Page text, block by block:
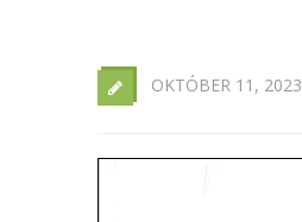
OKTÓBER 11, 2023